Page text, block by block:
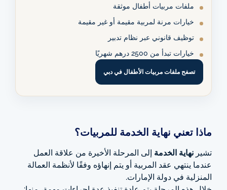
ملفات مربيات أطفال موثقة
خيارات مرنة لمربية مقيمة أو غير مقيمة
توظيف قانوني عبر نظام تدبير
خيارات تبدأ من 2500 درهم شهريًا
تصفح ملفات مربيات الأطفال في دبي
ماذا تعني نهاية الخدمة للمربيات؟
تشير نهاية الخدمة إلى المرحلة الأخيرة من علاقة العمل
عندما ينتهي عقد المربية أو يتم إنهاؤه وفقًا لأنظمة العمالة
المنزلية في دولة الإمارات.